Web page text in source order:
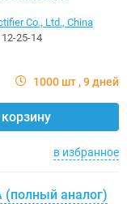
Co., Ltd., China
25-14
1000 шт 9 дней
в избранное
(полный аналог)